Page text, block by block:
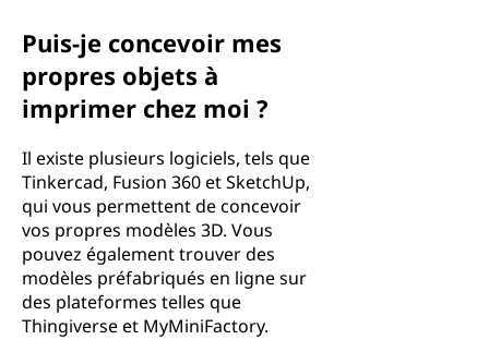
Puis-je concevoir mes
propres objets à
imprimer chez moi ?
Il existe plusieurs logiciels, tels que
Tinkercad, Fusion 360 et SketchUp,
qui vous permettent de concevoir
vos propres modèles 3D. Vous
pouvez également trouver des
modèles préfabriqués en ligne sur
des plateformes telles que
Thingiverse et MyMiniFactory.